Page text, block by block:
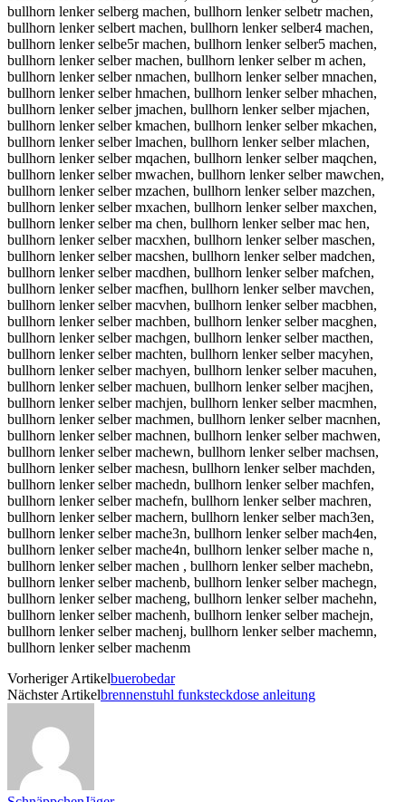
Vorheriger Artikelbuerobedar
Nächster Artikelbrennenstuhl funksteckdose anleitung